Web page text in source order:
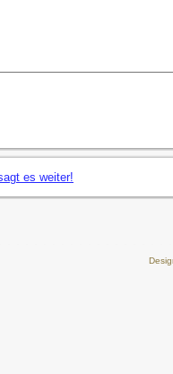
es weiter!